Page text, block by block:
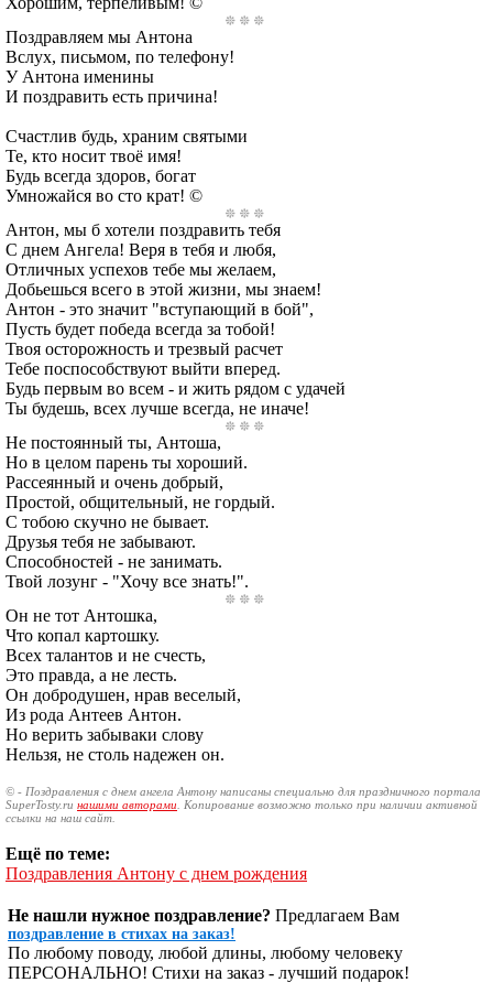
Поздравляем мы Антона
Вслух, письмом, по телефону!
У Антона именины
И поздравить есть причина!
Счастлив будь, храним святыми
Те, кто носит твоё имя!
Будь всегда здоров, богат
Умножайся во сто крат! ©
Антон, мы б хотели поздравить тебя
С днем Ангела! Веря в тебя и любя,
Отличных успехов тебе мы желаем,
Добьешься всего в этой жизни, мы знаем!
Антон - это значит "вступающий в бой",
Пусть будет победа всегда за тобой!
Твоя осторожность и трезвый расчет
Тебе поспособствуют выйти вперед.
Будь первым во всем - и жить рядом с удачей
Ты будешь, всех лучше всегда, не иначе!
Не постоянный ты, Антоша,
Но в целом парень ты хороший.
Рассеянный и очень добрый,
Простой, общительный, не гордый.
С тобою скучно не бывает.
Друзья тебя не забывают.
Способностей - не занимать.
Твой лозунг - "Хочу все знать!".
Он не тот Антошка,
Что копал картошку.
Всех талантов и не счесть,
Это правда, а не лесть.
Он добродушен, нрав веселый,
Из рода Антеев Антон.
Но верить забываки слову
Нельзя, не столь надежен он.
© - Поздравления с днем ангела Антону написаны специально для праздничного портала
SuperTosty.ru нашими авторами . Копирование возможно только при наличии активной
ссылки на наш сайт.
Ещё по теме:
Поздравления Антону с днем рождения
Не нашли нужное поздравление? Предлагаем Вам
поздравление в стихах на заказ!
По любому поводу, любой длины, любому человеку
ПЕРСОНАЛЬНО! Стихи на заказ - лучший подарок!